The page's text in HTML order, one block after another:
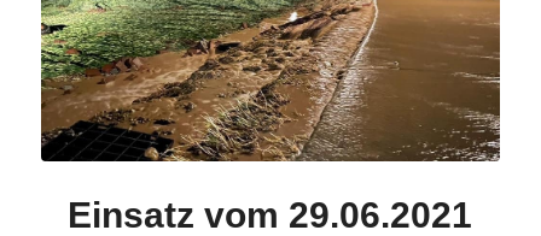
Einsatz vom 29.06.2021